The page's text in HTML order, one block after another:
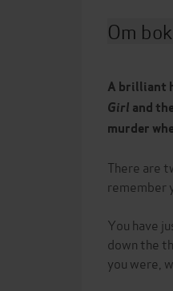
Om
A brilliant
Girl and
murder
There are
remember
You have
down the
you were,